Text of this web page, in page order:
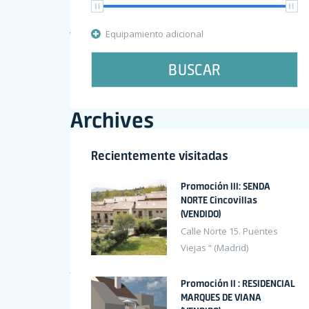
John Doe en Apartment for sale with high quality finishing
Apartment for sale with high quality
Mr WordPressenHello world!
Archives
octubre 2017
agosto 2017
febrero 2017
Equipamiento adicional
BUSCAR
Recientemente visitadas
Promoción III: SENDA
NORTE Cincovillas
(VENDIDO)
Calle Norte 15. Puentes
Viejas “ (Madrid)
Promoción II : RESIDENCIAL
MARQUES DE VIANA